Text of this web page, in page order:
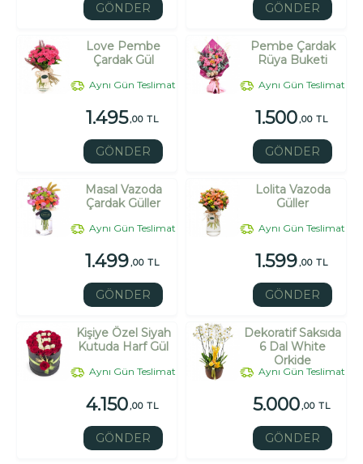
GÖNDER GÖNDER
Love Pembe
Çardak Gül
Aynı Gün Teslimat
1.495,00 TL
GÖNDER
Pembe Çardak
Rüya Buketi
Aynı Gün Teslimat
1.500,00 TL
GÖNDER
Masal Vazoda
Çardak Güller
Aynı Gün Teslimat
1.499,00 TL
GÖNDER
Lolita Vazoda
Güller
Aynı Gün Teslimat
1.599,00 TL
GÖNDER
Kişiye Özel Siyah
Kutuda Harf Gül
Aynı Gün Teslimat
4.150,00 TL
GÖNDER
Dekoratif Saksıda
6 Dal White
Orkide
Aynı Gün Teslimat
5.000,00 TL
GÖNDER